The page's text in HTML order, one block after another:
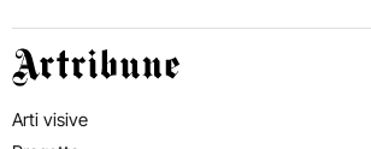
Artribune
Arti visive